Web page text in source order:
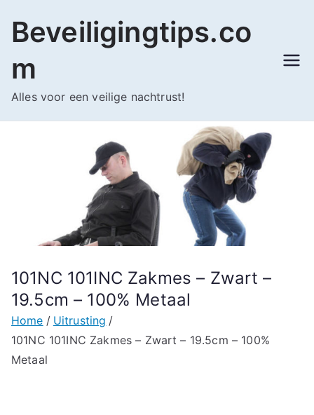
naar
inhoud
Beveiligingtips.co
m
Alles voor een veilige nachtrust!
101NC 101INC Zakmes – Zwart –
19.5cm – 100% Metaal
Home
Uitrusting
101NC 101INC Zakmes – Zwart – 19.5cm – 100%
Metaal